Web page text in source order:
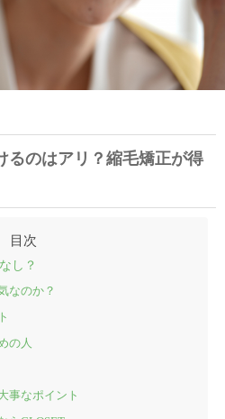
るのはアリ？縮毛矯正が得
し？
なのか？
の人
事なポイント